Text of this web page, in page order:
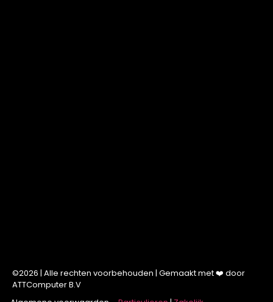
©2026 | Alle rechten voorbehouden | Gemaakt met ❤️ door
ATTComputer B.V